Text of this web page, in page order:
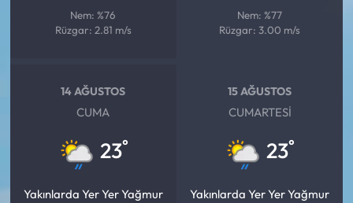
Nem: %76
Rüzgar: 2.81 m/s
Nem: %77
Rüzgar: 3.00 m/s
14 AĞUSTOS
CUMA
23°
Yakınlarda Yer Yer Yağmur
15 AĞUSTOS
CUMARTESI
23°
Yakınlarda Yer Yer Yağmur